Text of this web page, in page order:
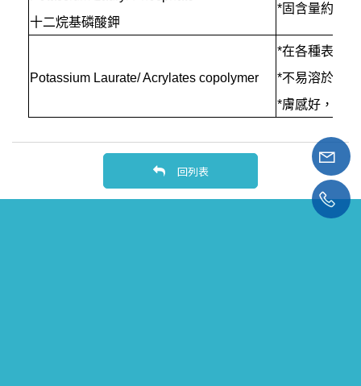
十二烷基磷酸鉀
*固含量約
Potassium Laurate/ Acrylates copolymer
*在各種表面
*不易溶於冷
*膚感好，易
回列表